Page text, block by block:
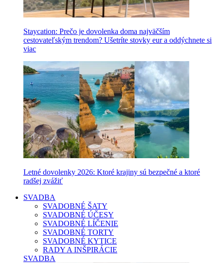
Staycation: Prečo je dovolenka doma najväčším
cestovateľským trendom? Ušetríte stovky eur a oddýchnete si
viac
Letné dovolenky 2026: Ktoré krajiny sú bezpečné a ktoré
radšej zvážiť
SVADBA
SVADOBNÉ ŠATY
SVADOBNÉ ÚČESY
SVADOBNÉ LÍČENIE
SVADOBNÉ TORTY
SVADOBNÉ KYTICE
RADY A INŠPIRÁCIE
SVADBA